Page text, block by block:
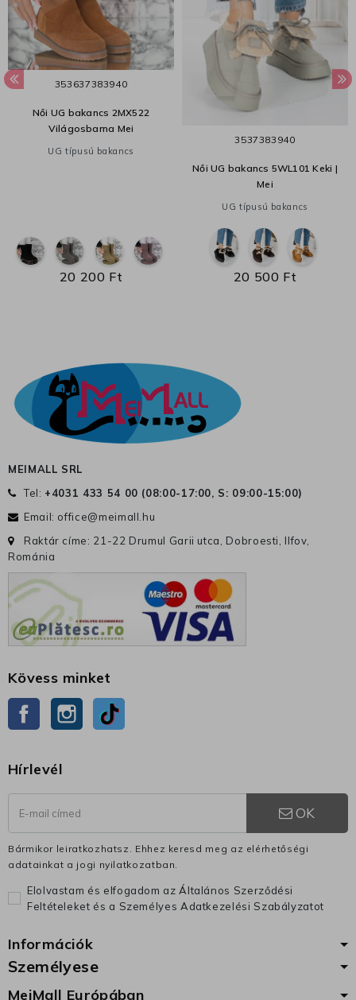
353637383940
Női UG bakancs 2MX522
Világosbarna Mei
UG típusú bakancs
20 200 Ft
3537383940
Női UG bakancs 5WL101 Keki |
Mei
UG típusú bakancs
20 500 Ft
MEIMALL SRL
Tel: +4031 433 54 00 (08:00-17:00, S: 09:00-15:00)
Email: office@meimall.hu
Raktár címe: 21-22 Drumul Garii utca, Dobroesti, Ilfov,
Románia
Kövess minket
Facebook Instagram
Hírlevél
OK
Bármikor leiratkozhatsz. Ehhez keresd meg az elérhetőségi
adatainkat a jogi nyilatkozatban.
Elolvastam és elfogadom az Általános Szerződési
Feltételeket és a Személyes Adatkezelési Szabályzatot
Információk
Személyese
MeiMall Európában